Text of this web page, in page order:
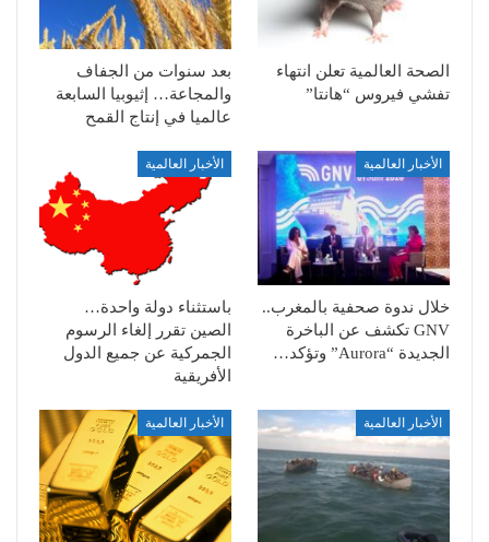
الصحة العالمية تعلن انتهاء
تفشي فيروس “هانتا”
بعد سنوات من الجفاف
والمجاعة… إثيوبيا السابعة
عالميا في إنتاج القمح
الأخبار العالمية
خلال ندوة صحفية بالمغرب..
GNV تكشف عن الباخرة
الجديدة “Aurora” وتؤكد…
الأخبار العالمية
باستثناء دولة واحدة…
الصين تقرر إلغاء الرسوم
الجمركية عن جميع الدول
الأفريقية
الأخبار العالمية الأخبار العالمية